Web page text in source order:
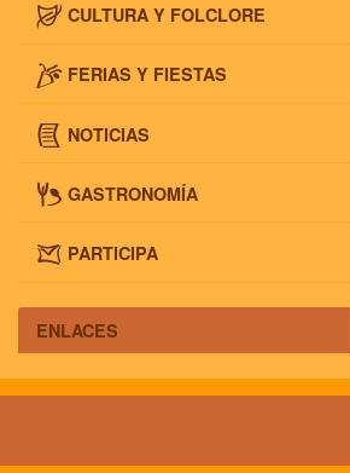
CULTURA Y FOLCLORE
FERIAS Y FIESTAS
NOTICIAS
GASTRONOMÍA
PARTICIPA
ENLACES